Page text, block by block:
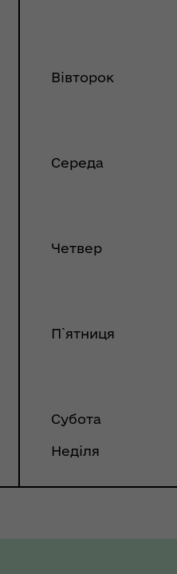
громади
Вівторок
Середа
Четвер
П`ятниця
Субота
Неділя